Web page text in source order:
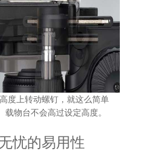
度上转动螺钉，就这么简单
载物台不会高过设定高度。
忧的易用性